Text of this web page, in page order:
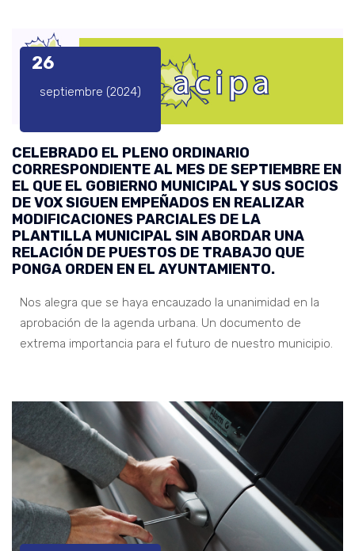
26
septiembre (2024)
CELEBRADO EL PLENO ORDINARIO
CORRESPONDIENTE AL MES DE SEPTIEMBRE EN
EL QUE EL GOBIERNO MUNICIPAL Y SUS SOCIOS
DE VOX SIGUEN EMPEÑADOS EN REALIZAR
MODIFICACIONES PARCIALES DE LA
PLANTILLA MUNICIPAL SIN ABORDAR UNA
RELACIÓN DE PUESTOS DE TRABAJO QUE
PONGA ORDEN EN EL AYUNTAMIENTO.
Nos alegra que se haya encauzado la unanimidad en la
aprobación de la agenda urbana. Un documento de
extrema importancia para el futuro de nuestro municipio.